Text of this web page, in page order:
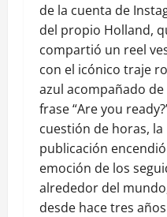
de la cuenta de
del propio Holland,
compartió un reel
con el icónico traje
azul acompañado de
frase “Are you
cuestión de horas, la
publicación
emoción de los
alrededor del
desde hace tres años